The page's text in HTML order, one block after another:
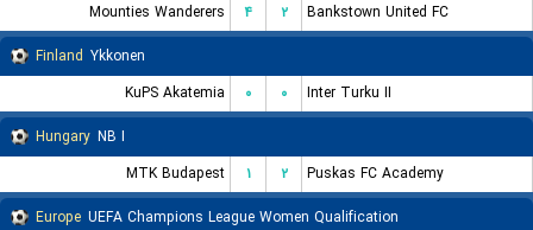
Mounties Wanderers
۴ ۲
Bankstown United FC
Finland Ykkonen
KuPS Akatemia
۰ ۰
Inter Turku II
Hungary NB I
MTK Budapest
۱ ۲
Puskas FC Academy
Europe UEFA Champions League Women Qualification